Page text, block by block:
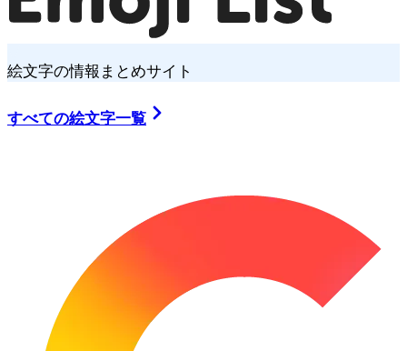
絵文字の情報まとめサイト
すべての絵文字一覧